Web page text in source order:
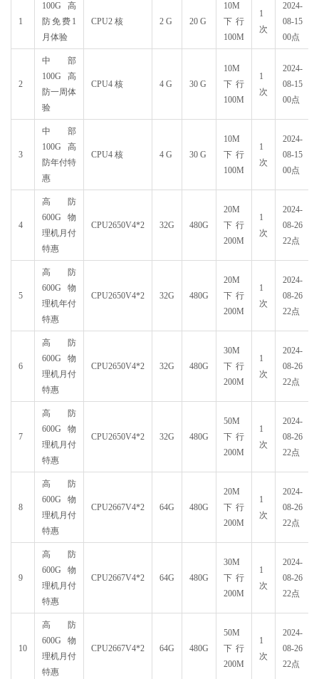
1
100G高
防免费1
月体验
CPU2 核 2 G 20 G
10M
下行
100M
1
次
2024-
08-15
00点
2
中部
100G高
防一周体
验
CPU4 核 4 G 30 G
10M
下行
100M
1
次
2024-
08-15
00点
3
中部
100G高
防年付特
惠
CPU4 核 4 G 30 G
10M
下行
100M
1
次
2024-
08-15
00点
4
高防
600G物
理机月付
特惠
CPU2650V4*2 32G 480G
20M
下行
200M
1
次
2024-
08-26
22点
5
高防
600G物
理机年付
特惠
CPU2650V4*2 32G 480G
20M
下行
200M
1
次
2024-
08-26
22点
6
高防
600G物
理机月付
特惠
CPU2650V4*2 32G 480G
30M
下行
200M
1
次
2024-
08-26
22点
7
高防
600G物
理机月付
特惠
CPU2650V4*2 32G 480G
50M
下行
200M
1
次
2024-
08-26
22点
8
高防
600G物
理机月付
特惠
CPU2667V4*2 64G 480G
20M
下行
200M
1
次
2024-
08-26
22点
9
高防
600G物
理机月付
特惠
CPU2667V4*2 64G 480G
30M
下行
200M
1
次
2024-
08-26
22点
10
高防
600G物
理机月付
特惠
CPU2667V4*2 64G 480G
50M
下行
200M
1
次
2024-
08-26
22点